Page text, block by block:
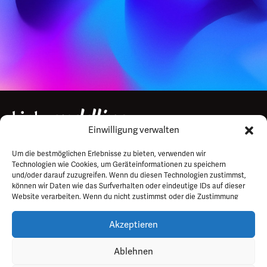
Einwilligung verwalten
Um die bestmöglichen Erlebnisse zu bieten, verwenden wir
Technologien wie Cookies, um Geräteinformationen zu speichern
und/oder darauf zuzugreifen. Wenn du diesen Technologien zustimmst,
können wir Daten wie das Surfverhalten oder eindeutige IDs auf dieser
Website verarbeiten. Wenn du nicht zustimmst oder die Zustimmung
Akzeptieren
Ablehnen
Impressum
Datenschutz
FAQ
Kontakt